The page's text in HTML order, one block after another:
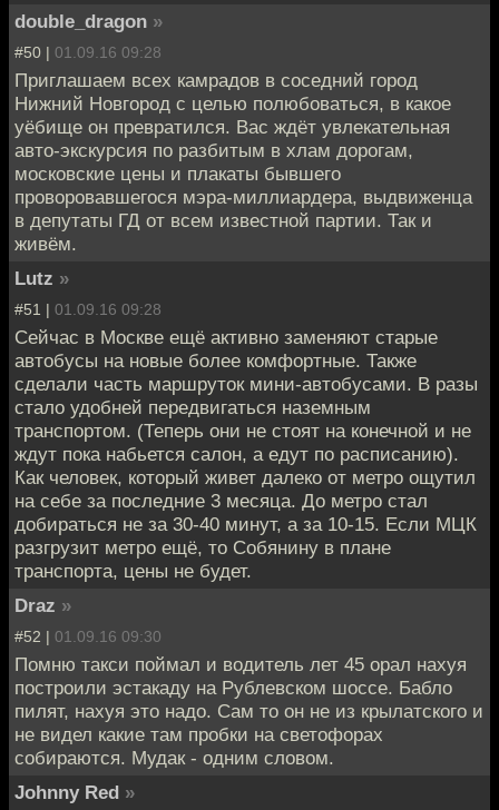
double_dragon »
#50 | 01.09.16 09:28
Приглашаем всех камрадов в соседний город
Нижний Новгород с целью полюбоваться, в какое
уёбище он превратился. Вас ждёт увлекательная
авто-экскурсия по разбитым в хлам дорогам,
московские цены и плакаты бывшего
проворовавшегося мэра-миллиардера, выдвиженца
в депутаты ГД от всем известной партии. Так и
живём.
Lutz »
#51 | 01.09.16 09:28
Сейчас в Москве ещё активно заменяют старые
автобусы на новые более комфортные. Также
сделали часть маршруток мини-автобусами. В разы
стало удобней передвигаться наземным
транспортом. (Теперь они не стоят на конечной и не
ждут пока набьется салон, а едут по расписанию).
Как человек, который живет далеко от метро ощутил
на себе за последние 3 месяца. До метро стал
добираться не за 30-40 минут, а за 10-15. Если МЦК
разгрузит метро ещё, то Собянину в плане
транспорта, цены не будет.
Draz »
#52 | 01.09.16 09:30
Помню такси поймал и водитель лет 45 орал нахуя
построили эстакаду на Рублевском шоссе. Бабло
пилят, нахуя это надо. Сам то он не из крылатского и
не видел какие там пробки на светофорах
собираются. Мудак - одним словом.
Johnny Red »